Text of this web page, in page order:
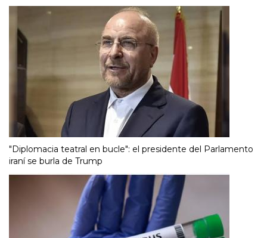
"Diplomacia teatral en bucle": el presidente del Parlamento
iraní se burla de Trump